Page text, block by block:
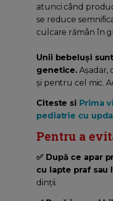
atunci când
se reduce
culcare rămân în
Unii bebeluși
genetice. Așadar,
și pentru cel mic.
Citeste si Prima
pediatrie cu
Pentru a
✅ După ce apar
cu lapte praf sau
dinții.